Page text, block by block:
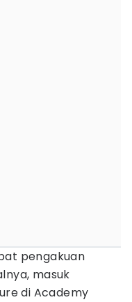
pengakuan
masuk
di Academy